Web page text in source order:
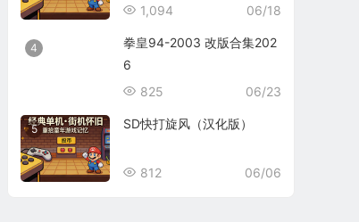
06/18
1,094
4
拳皇94-2003 改版合集202
6
06/23
825
5 SD快打旋风（汉化版）
06/06
812